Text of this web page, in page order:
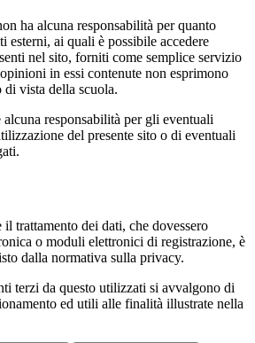
ha alcuna responsabilità per quanto
esterni, ai quali è possibile accedere
nel sito, forniti come semplice servizio
in essi contenute non esprimono
di vista della scuola.
responsabilità per gli eventuali
del presente sito o di eventuali
il trattamento dei dati, che dovessero
o moduli elettronici di registrazione, è
dalla normativa sulla privacy.
terzi da questo utilizzati si avvalgono di
ed utili alle finalità illustrate nella